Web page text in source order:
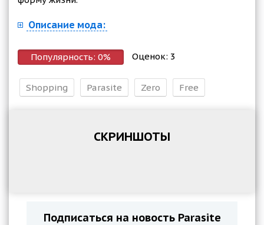
Описание мода:
Популярность: 0% Оценок: 3
Shopping Parasite Zero Free
СКРИНШОТЫ
Подписаться на новость Parasite